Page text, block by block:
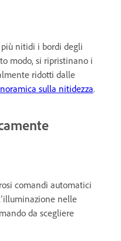
nitidi i bordi degli
modo, si ripristinano i
ridotti dalle
sulla nitidezza.
comandi automatici
nelle
da scegliere